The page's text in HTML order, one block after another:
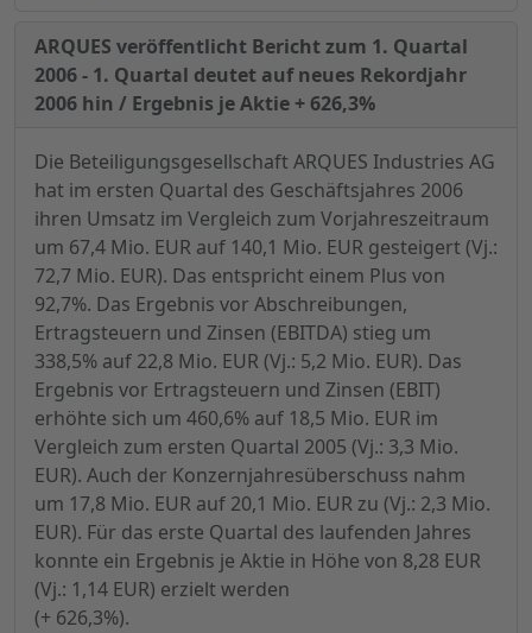
ARQUES veröffentlicht Bericht zum 1. Quartal
2006 - 1. Quartal deutet auf neues Rekordjahr
2006 hin / Ergebnis je Aktie + 626,3%
Die Beteiligungsgesellschaft ARQUES Industries AG
hat im ersten Quartal des Geschäftsjahres 2006
ihren Umsatz im Vergleich zum Vorjahreszeitraum
um 67,4 Mio. EUR auf 140,1 Mio. EUR gesteigert (Vj.:
72,7 Mio. EUR). Das entspricht einem Plus von
92,7%. Das Ergebnis vor Abschreibungen,
Ertragsteuern und Zinsen (EBITDA) stieg um
338,5% auf 22,8 Mio. EUR (Vj.: 5,2 Mio. EUR). Das
Ergebnis vor Ertragsteuern und Zinsen (EBIT)
erhöhte sich um 460,6% auf 18,5 Mio. EUR im
Vergleich zum ersten Quartal 2005 (Vj.: 3,3 Mio.
EUR). Auch der Konzernjahresüberschuss nahm
um 17,8 Mio. EUR auf 20,1 Mio. EUR zu (Vj.: 2,3 Mio.
EUR). Für das erste Quartal des laufenden Jahres
konnte ein Ergebnis je Aktie in Höhe von 8,28 EUR
(Vj.: 1,14 EUR) erzielt werden
(+ 626,3%).